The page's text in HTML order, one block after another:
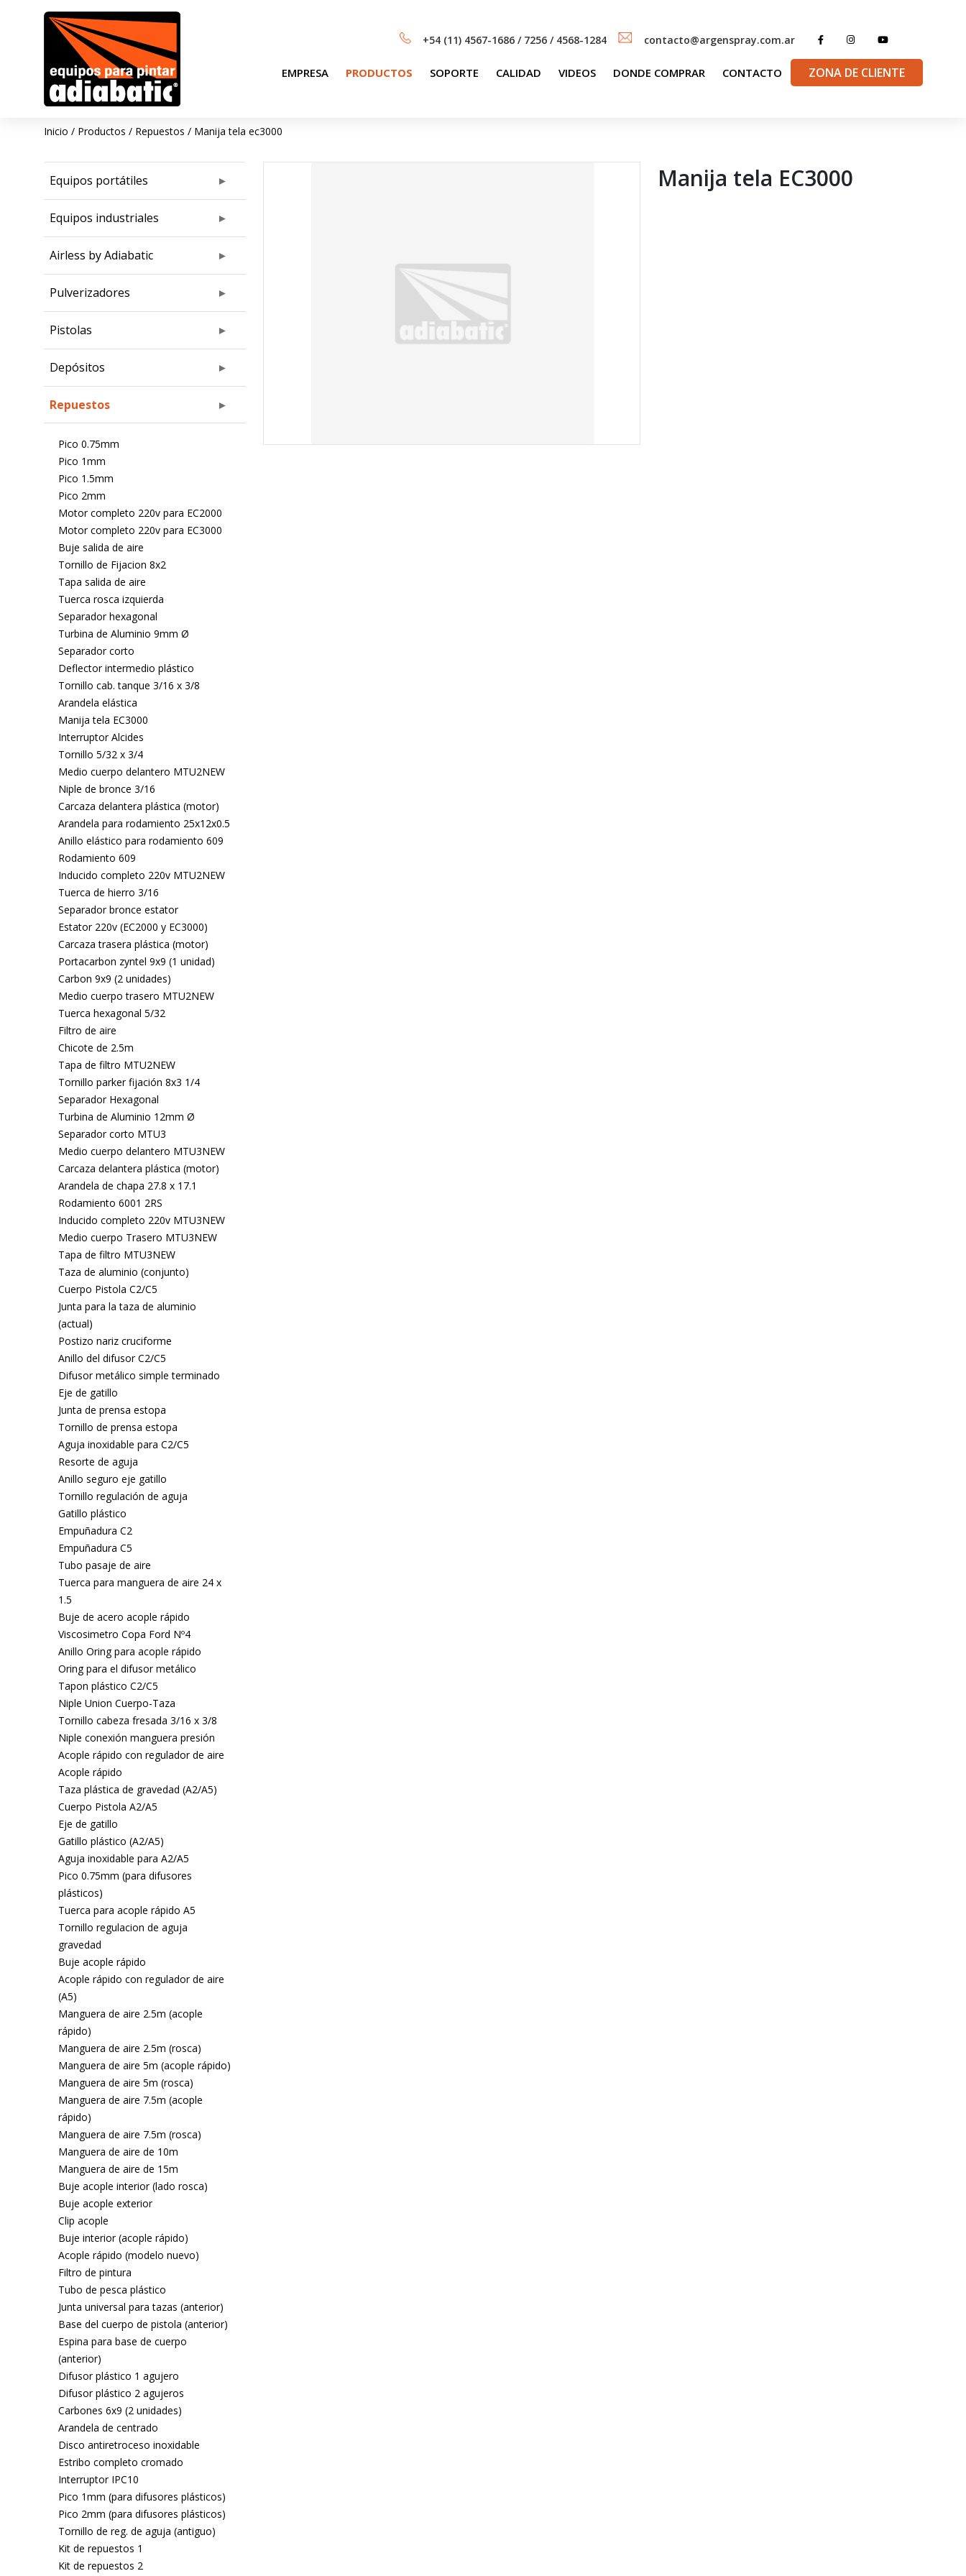
+54 (11) 4567-1686 / 7256 / 4568-1284 contacto@argenspray.com.ar
EMPRESA PRODUCTOS SOPORTE CALIDAD VIDEOS DONDE COMPRAR CONTACTO ZONA DE CLIENTE
Inicio / Productos / Repuestos / Manija tela ec3000
Equipos portátiles
Equipos industriales
Airless by Adiabatic
Pulverizadores
Pistolas
Depósitos
Repuestos
Pico 0.75mm
Pico 1mm
Pico 1.5mm
Pico 2mm
Motor completo 220v para EC2000
Motor completo 220v para EC3000
Buje salida de aire
Tornillo de Fijacion 8x2
Tapa salida de aire
Tuerca rosca izquierda
Separador hexagonal
Turbina de Aluminio 9mm Ø
Separador corto
Deflector intermedio plástico
Tornillo cab. tanque 3/16 x 3/8
Arandela elástica
Manija tela EC3000
Interruptor Alcides
Tornillo 5/32 x 3/4
Medio cuerpo delantero MTU2NEW
Niple de bronce 3/16
Carcaza delantera plástica (motor)
Arandela para rodamiento 25x12x0.5
Anillo elástico para rodamiento 609
Rodamiento 609
Inducido completo 220v MTU2NEW
Tuerca de hierro 3/16
Separador bronce estator
Estator 220v (EC2000 y EC3000)
Carcaza trasera plástica (motor)
Portacarbon zyntel 9x9 (1 unidad)
Carbon 9x9 (2 unidades)
Medio cuerpo trasero MTU2NEW
Tuerca hexagonal 5/32
Filtro de aire
Chicote de 2.5m
Tapa de filtro MTU2NEW
Tornillo parker fijación 8x3 1/4
Separador Hexagonal
Turbina de Aluminio 12mm Ø
Separador corto MTU3
Medio cuerpo delantero MTU3NEW
Carcaza delantera plástica (motor)
Arandela de chapa 27.8 x 17.1
Rodamiento 6001 2RS
Inducido completo 220v MTU3NEW
Medio cuerpo Trasero MTU3NEW
Tapa de filtro MTU3NEW
Taza de aluminio (conjunto)
Cuerpo Pistola C2/C5
Junta para la taza de aluminio
(actual)
Postizo nariz cruciforme
Anillo del difusor C2/C5
Difusor metálico simple terminado
Eje de gatillo
Junta de prensa estopa
Tornillo de prensa estopa
Aguja inoxidable para C2/C5
Resorte de aguja
Anillo seguro eje gatillo
Tornillo regulación de aguja
Gatillo plástico
Empuñadura C2
Empuñadura C5
Tubo pasaje de aire
Tuerca para manguera de aire 24 x
1.5
Buje de acero acople rápido
Viscosimetro Copa Ford Nº4
Anillo Oring para acople rápido
Oring para el difusor metálico
Tapon plástico C2/C5
Niple Union Cuerpo-Taza
Tornillo cabeza fresada 3/16 x 3/8
Niple conexión manguera presión
Acople rápido con regulador de aire
Acople rápido
Taza plástica de gravedad (A2/A5)
Cuerpo Pistola A2/A5
Eje de gatillo
Gatillo plástico (A2/A5)
Aguja inoxidable para A2/A5
Pico 0.75mm (para difusores
plásticos)
Tuerca para acople rápido A5
Tornillo regulacion de aguja
gravedad
Buje acople rápido
Acople rápido con regulador de aire
(A5)
Manguera de aire 2.5m (acople
rápido)
Manguera de aire 2.5m (rosca)
Manguera de aire 5m (acople rápido)
Manguera de aire 5m (rosca)
Manguera de aire 7.5m (acople
rápido)
Manguera de aire 7.5m (rosca)
Manguera de aire de 10m
Manguera de aire de 15m
Buje acople interior (lado rosca)
Buje acople exterior
Clip acople
Buje interior (acople rápido)
Acople rápido (modelo nuevo)
Filtro de pintura
Tubo de pesca plástico
Junta universal para tazas (anterior)
Base del cuerpo de pistola (anterior)
Espina para base de cuerpo
(anterior)
Difusor plástico 1 agujero
Difusor plástico 2 agujeros
Carbones 6x9 (2 unidades)
Arandela de centrado
Disco antiretroceso inoxidable
Estribo completo cromado
Interruptor IPC10
Pico 1mm (para difusores plásticos)
Pico 2mm (para difusores plásticos)
Tornillo de reg. de aguja (antiguo)
Kit de repuestos 1
Kit de repuestos 2
Manija tela EC3000